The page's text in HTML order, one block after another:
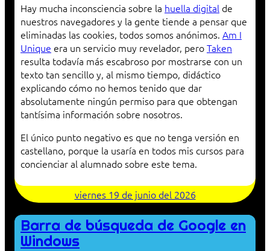
Hay mucha inconsciencia sobre la huella digital de
nuestros navegadores y la gente tiende a pensar que
eliminadas las cookies, todos somos anónimos. Am I
Unique era un servicio muy revelador, peroTaken
resulta todavía más escabroso por mostrarse con un
texto tan sencillo y, al mismo tiempo, didáctico
explicando cómo no hemos tenido que dar
absolutamente ningún permiso para que obtengan
tantísima información sobre nosotros.
El único punto negativo es que no tenga versión en
castellano, porque la usaría en todos mis cursos para
concienciar al alumnado sobre este tema.
viernes 19 de junio del 2026
Barra de búsqueda de Google en
Windows